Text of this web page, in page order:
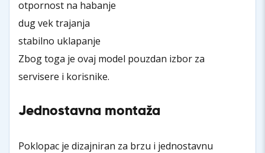
otpornost na habanje
dug vek trajanja
stabilno uklapanje
Zbog toga je ovaj model pouzdan izbor za
servisere i korisnike.
Jednostavna montaža
Poklopac je dizajniran za brzu i jednostavnu